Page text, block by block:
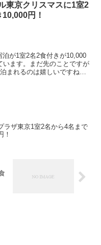
東京クリスマスに1室2
円！
が1室2名2食付きが10,000
います。まだ先のことですが
まれるのは嬉しいですね。
ラザ東京1室2名から4名まで
！